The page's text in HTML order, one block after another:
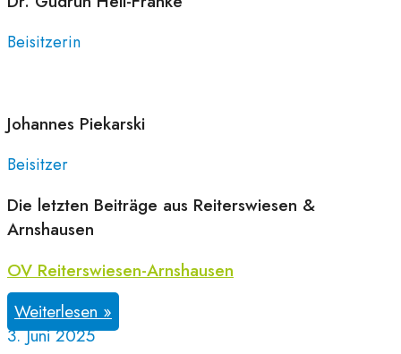
Beisitzerin
Johannes Piekarski
Beisitzer
Die letzten Beiträge aus Reiterswiesen &
Arnshausen
OV Reiterswiesen-Arnshausen
Weiterlesen »
3. Juni 2025